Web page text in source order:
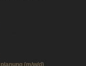
(m/w/d)